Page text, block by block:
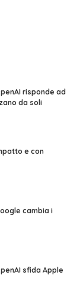
risponde ad
da soli
e con
cambia i
sfida Apple